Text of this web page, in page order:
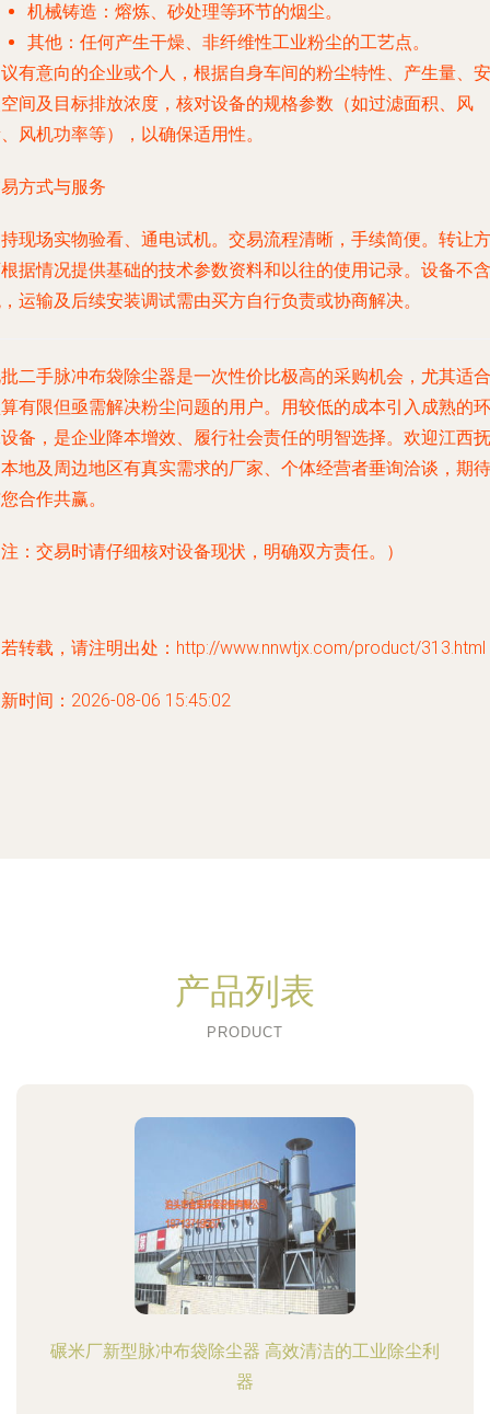
机械铸造 ：熔炼、砂处理等环节的烟尘。
其他 ：任何产生干燥、非纤维性工业粉尘的工艺点。
有意向的企业或个人，根据自身车间的粉尘特性、产生量、安
间及目标排放浓度，核对设备的规格参数（如过滤面积、风
风机功率等），以确保适用性。
方式与服务
现场实物验看、通电试机。交易流程清晰，手续简便。转让方
据情况提供基础的技术参数资料和以往的使用记录。设备不含
运输及后续安装调试需由买方自行负责或协商解决。
二手脉冲布袋除尘器是一次性价比极高的采购机会，尤其适合
有限但亟需解决粉尘问题的用户。用较低的成本引入成熟的环
备，是企业降本增效、履行社会责任的明智选择。欢迎江西抚
地及周边地区有真实需求的厂家、个体经营者垂询洽谈，期待
合作共赢。
：交易时请仔细核对设备现状，明确双方责任。）
转载，请注明出处：http://www.nnwtjx.com/product/313.html
时间：2026-08-06 15:45:02
产品列表
PRODUCT
碾米厂新型脉冲布袋除尘器 高效清洁的工业除尘利
器